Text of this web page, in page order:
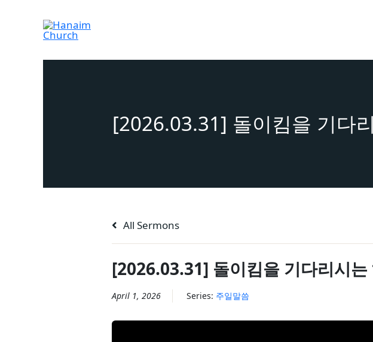
[2026.03.31] 돌이킴을 기다
All Sermons
[2026.03.31] 돌이킴을 기다리시
April 1, 2026 Series: 주일말씀